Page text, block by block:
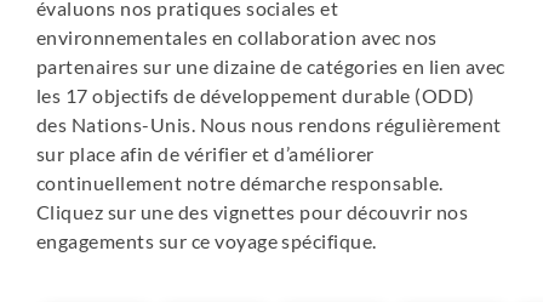
évaluons nos pratiques sociales et
environnementales en collaboration avec nos
partenaires sur une dizaine de catégories en lien avec
les 17 objectifs de développement durable (ODD)
des Nations-Unis. Nous nous rendons régulièrement
sur place afin de vérifier et d’améliorer
continuellement notre démarche responsable.
Cliquez sur une des vignettes pour découvrir nos
engagements sur ce voyage spécifique.